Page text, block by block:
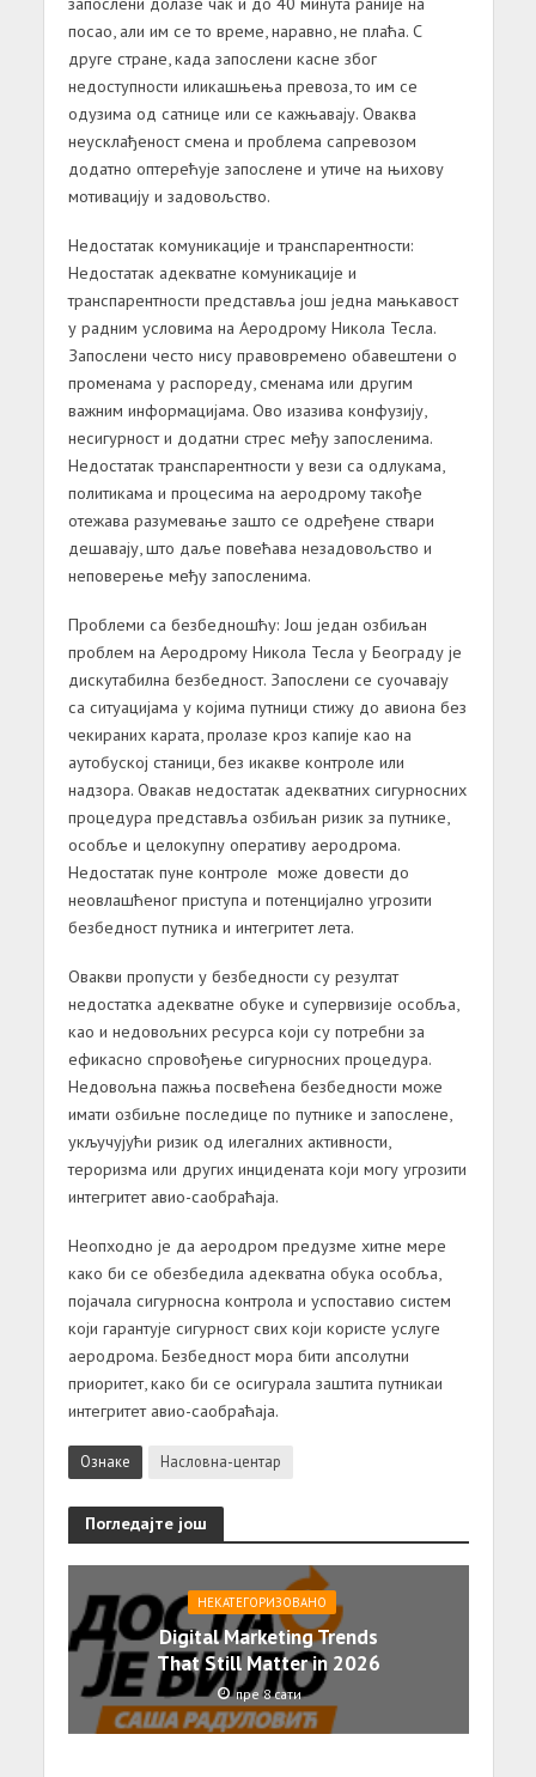
посао, али им се то време, наравно, не плаћа. С
друге стране, када запослени касне због
недоступности иликашњења превоза, то им се
одузима од сатнице или се кажњавају. Оваква
неусклађеност смена и проблема сапревозом
додатно оптерећује запослене и утиче на њихову
мотивацију и задовољство.
Недостатак комуникације итранспарентности:
Недостатак адекватне комуникације и
транспарентности представља још једна мањкавост
у радним условима на Аеродрому Никола Тесла.
Запослени често нису правовремено обавештени о
променама у распореду, сменама или другим
важним информацијама. Ово изазива конфузију,
несигурност и додатни стрес међу запосленима.
Недостатак транспарентности у вези са одлукама,
политикама и процесима на аеродрому такође
отежава разумевање зашто се одређене ствари
дешавају, што даље повећава незадовољство и
неповерење међу запосленима.
Проблеми са безбедношћу: Још један озбиљан
проблем на Аеродрому Никола Тесла у Београду је
дискутабилна безбедност. Запослени се суочавају
са ситуацијама у којима путници стижу до авиона без
чекираних карата, пролазе кроз капије као на
аутобуској станици, без икакве контроле или
надзора. Овакав недостатак адекватних сигурносних
процедура представља озбиљан ризик за путнике,
особље и целокупну оперативу аеродрома.
Недостатак пуне контроле може довести до
неовлашћеног приступа и потенцијално угрозити
безбедност путника и интегритет лета.
Овакви пропусти у безбедности су резултат
недостатка адекватне обуке и супервизије особља,
као и недовољних ресурса који су потребни за
ефикасно спровођење сигурносних процедура.
Недовољна пажња посвећена безбедности може
имати озбиљне последице по путнике и запослене,
укључујући ризик од илегалних активности,
тероризма или других инцидената који могу угрозити
интегритет авио-саобраћаја.
Неопходно је да аеродром предузме хитне мере
како би се обезбедила адекватна обука особља,
појачала сигурносна контрола и успоставио систем
који гарантује сигурност свих који користе услуге
аеродрома. Безбедност мора бити апсолутни
приоритет, како би се осигурала заштита путникаи
интегритет авио-саобраћаја.
Ознаке Насловна-центар
Погледајте још
НЕКАТЕГОРИЗОВАНО
Digital Marketing Trends
That Still Matter in 2026
пре 8 сати